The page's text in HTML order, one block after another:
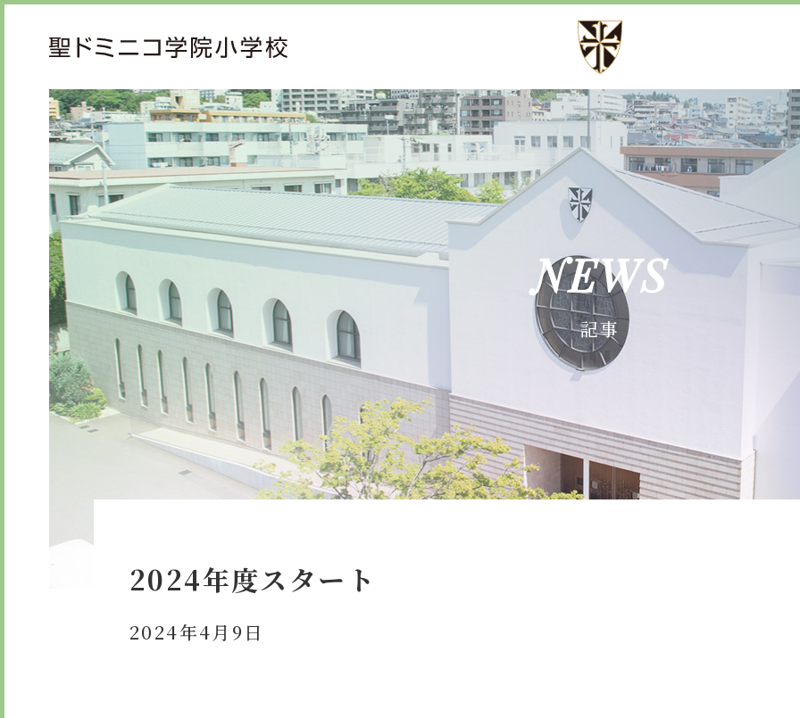
ご挨拶
校長メッセージ
先生からメッセージ
教育方針
教育方針 心・礼・知
礼の育成
募集案内
児童募集のご案内
学校見学会
諸届出用紙
学校紹介
学校生活
年間行事
委員会・クラブ活動
検定合格、入賞・入選
学校紹介ムービー
通学用ランドセルについて
施設紹介
スクールバス
NEWS
記事
2024年度スタート
2024年4月9日